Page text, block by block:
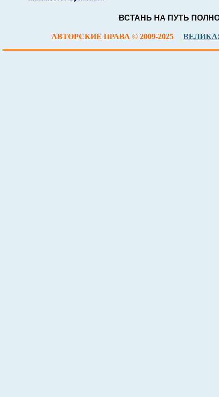
ВСТАНЬ НА ПУТЬ
АВТОРСКИЕ ПРАВА © 2009-2025